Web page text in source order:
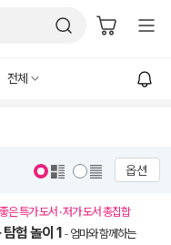
전체
옵션
은 특가 도서 · 저가 도서 총집합
험 놀이 1 - 엄마와 함께하는